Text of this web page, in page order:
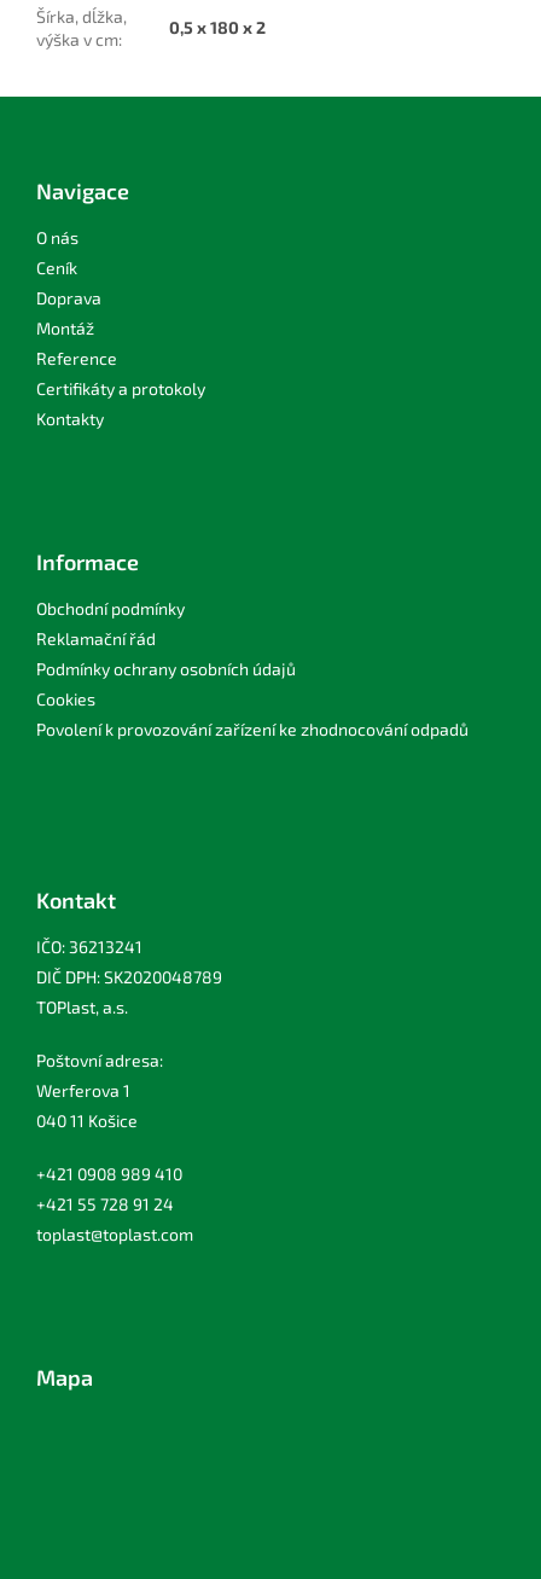
Šírka, dĺžka,
výška v cm:
0,5 x 180 x 2
Navigace
O nás
Ceník
Doprava
Montáž
Reference
Certifikáty a protokoly
Kontakty
Informace
Obchodní podmínky
Reklamační řád
Podmínky ochrany osobních údajů
Cookies
Povolení k provozování zařízení ke zhodnocování odpadů
Kontakt
IČO: 36213241
DIČ DPH: SK2020048789
TOPlast, a.s.
Poštovní adresa:
Werferova 1
040 11 Košice
+421 0908 989 410
+421 55 728 91 24
toplast@toplast.com
Mapa